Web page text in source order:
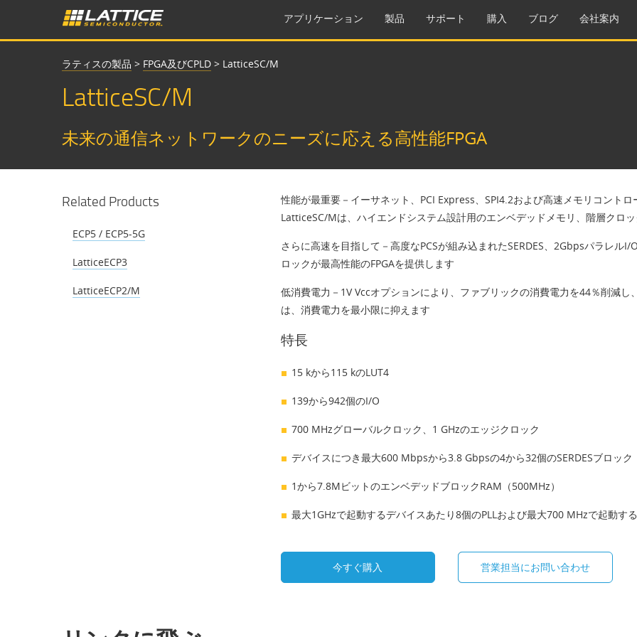
アプリケーション 製品 サポート 購入 ブログ 会社案内
ラティスの製品 > FPGA及びCPLD > LatticeSC/M
LatticeSC/M
未来の通信ネットワークのニーズに応える高性能FPGA
Related Products
ECP5 / ECP5-5G
LatticeECP3
LatticeECP2/M
性能が最重要－イーサネット、PCI Express、SPI4.2および高速メモリコント
LatticeSC/Mは、ハイエンドシステム設計用のエンベデッドメモリ、階層クロ
さらに高速を目指して－高度なPCSが組み込まれたSERDES、2GbpsパラレルI/
ロックが最高性能のFPGAを提供します
低消費電力－1V Vccオプションにより、ファブリックの消費電力を44％削減し
は、消費電力を最小限に抑えます
特長
15 kから115 kのLUT4
139から942個のI/O
700 MHzグローバルクロック、1 GHzのエッジクロック
デバイスにつき最大600 Mbpsから3.8 Gbpsの4から32個のSERDESブロック
1から7.8MビットのエンベデッドブロックRAM（500MHz）
最大1GHzで起動するデバイスあたり8個のPLLおよび最大700 MHzで起動す
今すぐ購入 営業担当にお問い合わせ